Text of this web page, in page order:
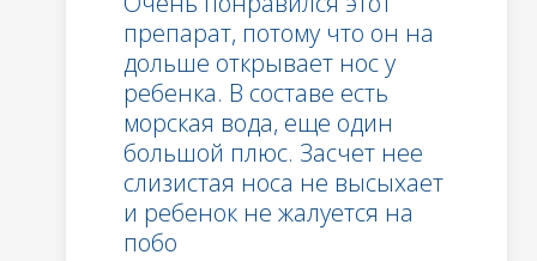
препарат, потому что он на
дольше открывает нос у
ребенка. В составе есть
морская вода, еще один
большой плюс. Засчет нее
слизистая носа не высыхает
и ребенок не жалуется на
побо